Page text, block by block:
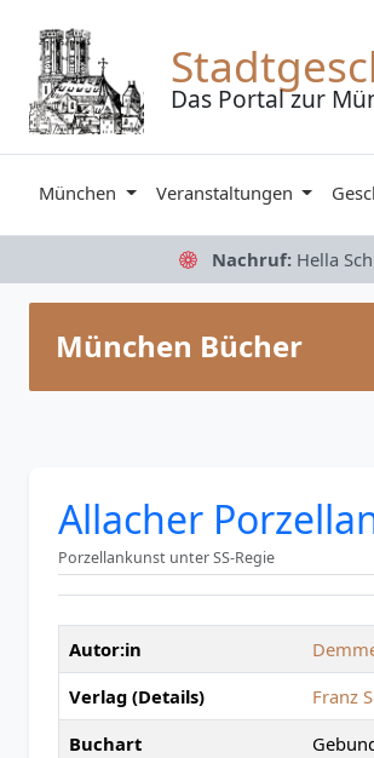
Das Portal zur
München Veranstaltungen
Nachruf: Hella
München Bücher
Allacher
Porzellankunst unter SS-Regie
Autor:in
Verlag (Details)
Franz
Buchart